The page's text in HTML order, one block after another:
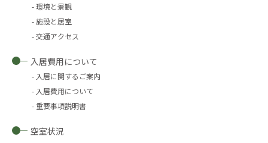
環境と景観
施設と居室
交通アクセス
入居費用について
入居に関するご案内
入居費用について
重要事項説明書
空室状況